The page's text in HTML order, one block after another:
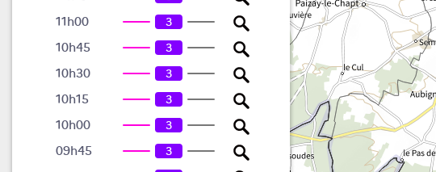
11h00
3
10h45
3
10h30
3
10h15
3
10h00
3
09h45
3